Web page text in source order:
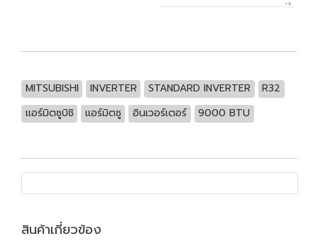
MITSUBISHI INVERTER STANDARD INVERTER
R32
แอร์มิตซูบิชิ
แอร์มิตซู อินเวอร์เตอร์ 9000 BTU
สินค้าเกี่ยวข้อง